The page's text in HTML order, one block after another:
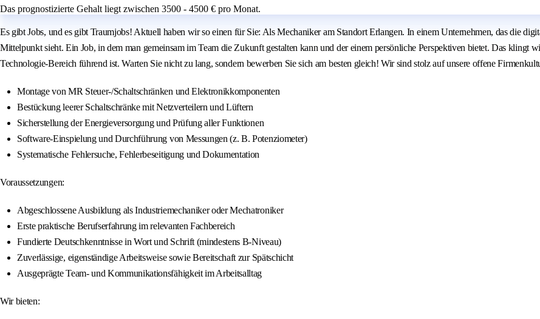
Das prognostizierte Gehalt liegt zwischen 3500 - 4500 € pro Monat.
Es gibt Jobs, und es gibt Traumjobs! Aktuell haben wir so einen für Sie: Als Mechaniker am Standort Erlangen. In einem Unternehmen, das die
Mittelpunkt sieht. Ein Job, in dem man gemeinsam im Team die Zukunft gestalten kann und der einem persönliche Perspektiven bietet. Das klingt
Technologie-Bereich führend ist. Warten Sie nicht zu lang, sondern bewerben Sie sich am besten gleich! Wir sind stolz auf unsere offene
Montage von MR Steuer-/Schaltschränken und Elektronikkomponenten
Bestückung leerer Schaltschränke mit Netzverteilern und Lüftern
Sicherstellung der Energieversorgung und Prüfung aller Funktionen
Software-Einspielung und Durchführung von Messungen (z. B. Potenziometer)
Systematische Fehlersuche, Fehlerbeseitigung und Dokumentation
Voraussetzungen:
Abgeschlossene Ausbildung als Industriemechaniker oder Mechatroniker
Erste praktische Berufserfahrung im relevanten Fachbereich
Fundierte Deutschkenntnisse in Wort und Schrift (mindestens B-Niveau)
Zuverlässige, eigenständige Arbeitsweise sowie Bereitschaft zur Spätschicht
Ausgeprägte Team- und Kommunikationsfähigkeit im Arbeitsalltag
Wir bieten: